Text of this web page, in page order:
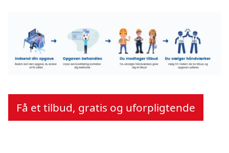
Få et tilbud, gratis og uforpligtende